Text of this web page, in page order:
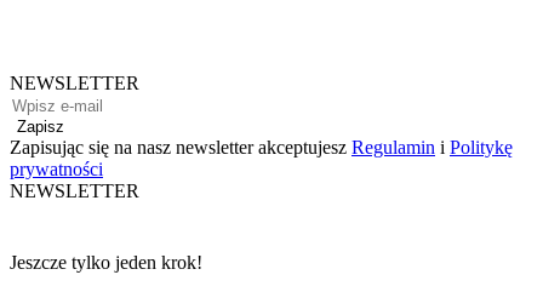
NEWSLETTER
Zapisz
Zapisując się na nasz newsletter akceptujesz Regulamin i Politykę
prywatności
NEWSLETTER
Jeszcze tylko jeden krok!